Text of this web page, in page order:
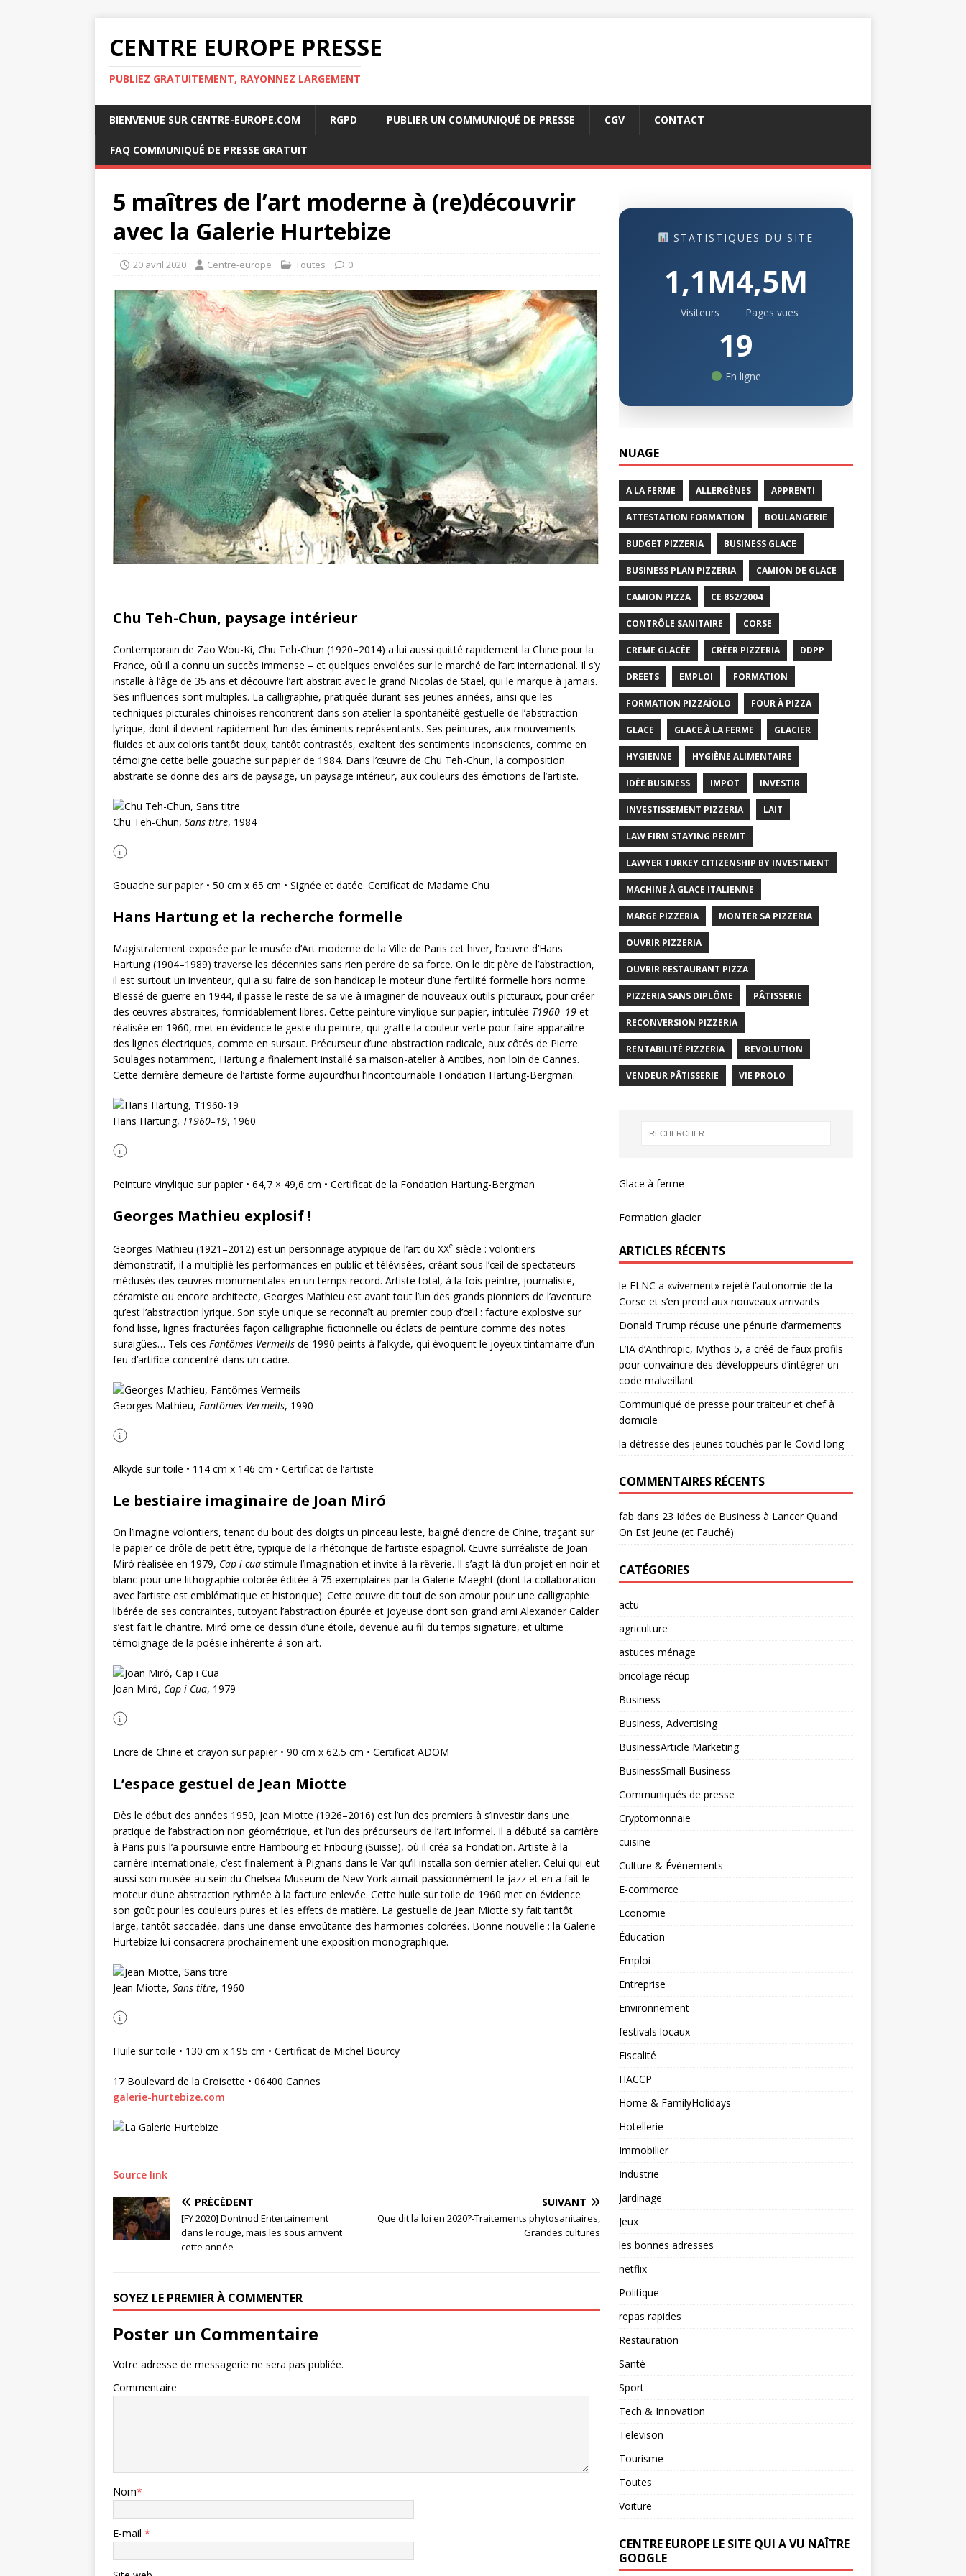
CENTRE EUROPE PRESSE
PUBLIEZ GRATUITEMENT, RAYONNEZ LARGEMENT
BIENVENUE SUR CENTRE-EUROPE.COM RGPD PUBLIER UN COMMUNIQUÉ DE PRESSE CGV CONTACT
FAQ COMMUNIQUÉ DE PRESSE GRATUIT
5 maîtres de l’art moderne à (re)découvrir
avec la Galerie Hurtebize
20 avril 2020 Centre-europe Toutes 0
Chu Teh-Chun, paysage intérieur
Contemporain de Zao Wou-Ki, Chu Teh-Chun (1920–2014) a lui aussi quitté rapidement la Chine pour la
France, où il a connu un succès immense – et quelques envolées sur le marché de l’art international. Il s’y
installe à l’âge de 35 ans et découvre l’art abstrait avec le grand Nicolas de Staël, qui le marque à jamais.
Ses influences sont multiples. La calligraphie, pratiquée durant ses jeunes années, ainsi que les
techniques picturales chinoises rencontrent dans son atelier la spontanéité gestuelle de l’abstraction
lyrique, dont il devient rapidement l’un des éminents représentants. Ses peintures, aux mouvements
fluides et aux coloris tantôt doux, tantôt contrastés, exaltent des sentiments inconscients, comme en
témoigne cette belle gouache sur papier de 1984. Dans l’œuvre de Chu Teh-Chun, la composition
abstraite se donne des airs de paysage, un paysage intérieur, aux couleurs des émotions de l’artiste.
Chu Teh-Chun, Sans titre, 1984
i
Gouache sur papier • 50 cm x 65 cm • Signée et datée. Certificat de Madame Chu
Hans Hartung et la recherche formelle
Magistralement exposée par le musée d’Art moderne de la Ville de Paris cet hiver, l’œuvre d’Hans
Hartung (1904–1989) traverse les décennies sans rien perdre de sa force. On le dit père de l’abstraction,
il est surtout un inventeur, qui a su faire de son handicap le moteur d’une fertilité formelle hors norme.
Blessé de guerre en 1944, il passe le reste de sa vie à imaginer de nouveaux outils picturaux, pour créer
des œuvres abstraites, formidablement libres. Cette peinture vinylique sur papier, intitulée T1960–19 et
réalisée en 1960, met en évidence le geste du peintre, qui gratte la couleur verte pour faire apparaître
des lignes électriques, comme en sursaut. Précurseur d’une abstraction radicale, aux côtés de Pierre
Soulages notamment, Hartung a finalement installé sa maison-atelier à Antibes, non loin de Cannes.
Cette dernière demeure de l’artiste forme aujourd’hui l’incontournable Fondation Hartung-Bergman.
Hans Hartung, T1960–19, 1960
i
Peinture vinylique sur papier • 64,7 × 49,6 cm • Certificat de la Fondation Hartung-Bergman
Georges Mathieu explosif !
Georges Mathieu (1921–2012) est un personnage atypique de l’art du XXe siècle : volontiers
démonstratif, il a multiplié les performances en public et télévisées, créant sous l’œil de spectateurs
médusés des œuvres monumentales en un temps record. Artiste total, à la fois peintre, journaliste,
céramiste ou encore architecte, Georges Mathieu est avant tout l’un des grands pionniers de l’aventure
qu’est l’abstraction lyrique. Son style unique se reconnaît au premier coup d’œil : facture explosive sur
fond lisse, lignes fracturées façon calligraphie fictionnelle ou éclats de peinture comme des notes
suraigües… Tels ces Fantômes Vermeils de 1990 peints à l’alkyde, qui évoquent le joyeux tintamarre d’un
feu d’artifice concentré dans un cadre.
Georges Mathieu, Fantômes Vermeils, 1990
i
Alkyde sur toile • 114 cm x 146 cm • Certificat de l’artiste
Le bestiaire imaginaire de Joan Miró
On l’imagine volontiers, tenant du bout des doigts un pinceau leste, baigné d’encre de Chine, traçant sur
le papier ce drôle de petit être, typique de la rhétorique de l’artiste espagnol. Œuvre surréaliste de Joan
Miró réalisée en 1979, Cap i cua stimule l’imagination et invite à la rêverie. Il s’agit-là d’un projet en noir et
blanc pour une lithographie colorée éditée à 75 exemplaires par la Galerie Maeght (dont la collaboration
avec l’artiste est emblématique et historique). Cette œuvre dit tout de son amour pour une calligraphie
libérée de ses contraintes, tutoyant l’abstraction épurée et joyeuse dont son grand ami Alexander Calder
s’est fait le chantre. Miró orne ce dessin d’une étoile, devenue au fil du temps signature, et ultime
témoignage de la poésie inhérente à son art.
Joan Miró, Cap i Cua, 1979
i
Encre de Chine et crayon sur papier • 90 cm x 62,5 cm • Certificat ADOM
L’espace gestuel de Jean Miotte
Dès le début des années 1950, Jean Miotte (1926–2016) est l’un des premiers à s’investir dans une
pratique de l’abstraction non géométrique, et l’un des précurseurs de l’art informel. Il a débuté sa carrière
à Paris puis l’a poursuivie entre Hambourg et Fribourg (Suisse), où il créa sa Fondation. Artiste à la
carrière internationale, c’est finalement à Pignans dans le Var qu’il installa son dernier atelier. Celui qui eut
aussi son musée au sein du Chelsea Museum de New York aimait passionnément le jazz et en a fait le
moteur d’une abstraction rythmée à la facture enlevée. Cette huile sur toile de 1960 met en évidence
son goût pour les couleurs pures et les effets de matière. La gestuelle de Jean Miotte s’y fait tantôt
large, tantôt saccadée, dans une danse envoûtante des harmonies colorées. Bonne nouvelle : la Galerie
Hurtebize lui consacrera prochainement une exposition monographique.
Jean Miotte, Sans titre, 1960
i
Huile sur toile • 130 cm x 195 cm • Certificat de Michel Bourcy
17 Boulevard de la Croisette • 06400 Cannes
galerie-hurtebize.com
Source link
PRÉCÉDENT
[FY 2020] Dontnod Entertainement
dans le rouge, mais les sous arrivent
cette année
SUIVANT
Que dit la loi en 2020?-Traitements phytosanitaires,
Grandes cultures
SOYEZ LE PREMIER À COMMENTER
Poster un Commentaire
Votre adresse de messagerie ne sera pas publiée.
Commentaire
Nom*
E-mail *
STATISTIQUES DU SITE
1,1M
Visiteurs
4,5M
Pages vues
19
En ligne
NUAGE
A LA FERME ALLERGÈNES APPRENTI
ATTESTATION FORMATION BOULANGERIE
BUDGET PIZZERIA BUSINESS GLACE
BUSINESS PLAN PIZZERIA CAMION DE GLACE
CAMION PIZZA CE 852/2004
CONTRÔLE SANITAIRE CORSE
CREME GLACÉE CRÉER PIZZERIA DDPP
DREETS EMPLOI FORMATION
FORMATION PIZZAÏOLO FOUR À PIZZA
GLACE GLACE À LA FERME GLACIER
HYGIENNE HYGIÈNE ALIMENTAIRE
IDÉE BUSINESS IMPOT INVESTIR
INVESTISSEMENT PIZZERIA LAIT
LAW FIRM STAYING PERMIT
LAWYER TURKEY CITIZENSHIP BY INVESTMENT
MACHINE À GLACE ITALIENNE
MARGE PIZZERIA MONTER SA PIZZERIA
OUVRIR PIZZERIA
OUVRIR RESTAURANT PIZZA
PIZZERIA SANS DIPLÔME PÂTISSERIE
RECONVERSION PIZZERIA
RENTABILITÉ PIZZERIA REVOLUTION
VENDEUR PÂTISSERIE VIE PROLO
Glace à ferme
Formation glacier
ARTICLES RÉCENTS
le FLNC a «vivement» rejeté l’autonomie de la
Corse et s’en prend aux nouveaux arrivants
Donald Trump récuse une pénurie d’armements
L’IA d’Anthropic, Mythos 5, a créé de faux profils
pour convaincre des développeurs d’intégrer un
code malveillant
Communiqué de presse pour traiteur et chef à
domicile
la détresse des jeunes touchés par le Covid long
COMMENTAIRES RÉCENTS
fab dans 23 Idées de Business à Lancer Quand
On Est Jeune (et Fauché)
CATÉGORIES
actu
agriculture
astuces ménage
bricolage récup
Business
Business, Advertising
BusinessArticle Marketing
BusinessSmall Business
Communiqués de presse
Cryptomonnaie
cuisine
Culture & Événements
E-commerce
Economie
Éducation
Emploi
Entreprise
Environnement
festivals locaux
Fiscalité
HACCP
Home & FamilyHolidays
Hotellerie
Immobilier
Industrie
Jardinage
Jeux
les bonnes adresses
netflix
Politique
repas rapides
Restauration
Santé
Sport
Tech & Innovation
Televison
Tourisme
Toutes
Voiture
CENTRE EUROPE LE SITE QUI A VU NAÎTRE
GOOGLE